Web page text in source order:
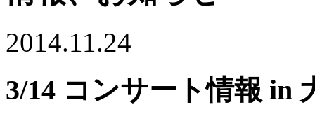
2014.11.24
3/14 コンサート情報 in